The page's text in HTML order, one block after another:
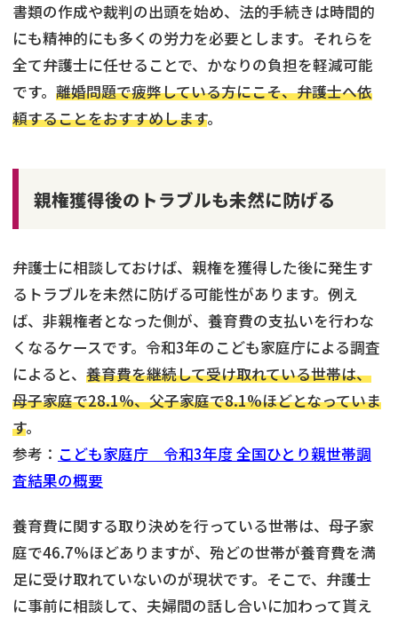
書類の作成や裁判の出頭を始め、法的手続きは時間的
にも精神的にも多くの労力を必要とします。それらを
全て弁護士に任せることで、かなりの負担を軽減可能
です。 離婚問題で疲弊している方にこそ、弁護士へ依
頼することをおすすめします。
親権獲得後のトラブルも未然に防げる
弁護士に相談しておけば、親権を獲得した後に発生す
るトラブルを未然に防げる可能性があります。例え
ば、非親権者となった側が、養育費の支払いを行わな
くなるケースです。令和3年のこども家庭庁による調査
によると、 養育費を継続して受け取れている世帯は、
母子家庭で28.1%、父子家庭で8.1%ほどとなっていま
す。
参考： こども家庭庁 令和3年度 全国ひとり親世帯調
査結果の概要
養育費に関する取り決めを行っている世帯は、母子家
庭で46.7%ほどありますが、殆どの世帯が養育費を満
足に受け取れていないのが現状です。そこで、弁護士
に事前に相談して、夫婦間の話し合いに加わって貰え